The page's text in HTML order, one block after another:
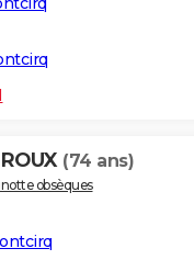
(74 ans)
obsèques